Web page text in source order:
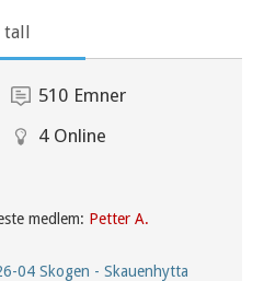
tall
510 Emner
4 Online
medlem: Petter A.
04 Skogen - Skauenhytta